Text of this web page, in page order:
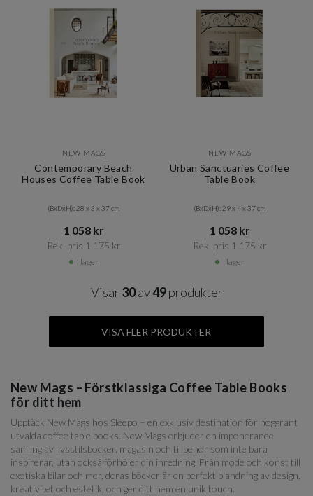
NEW MAGS
Contemporary Beach
Houses Coffee Table Book
(BxDxH): 28 x 3 x 37 cm
1 058 kr​​
Rek. pris 1 175 kr​​
I lager
NEW MAGS
Urban Sanctuaries Coffee
Table Book
(BxDxH): 29 x 4 x 37 cm
1 058 kr​​
Rek. pris 1 175 kr​​
I lager
Visar 30av49produkter
VISA FLER PRODUKTER
New Mags – Förstklassiga Coffee Table Books
för ditt hem
Upptäck New Mags hos Sleepo – en exklusiv destination för noggrant
utvalda coffee table books. New Mags erbjuder en imponerande
samling av livsstilsböcker, magasin och tillbehör som inte bara
inspirerar, utan också förhöjer din inredning. Från mode och konst till
exotiska bilar och mer, deras böcker är en perfekt blandning av design,
kreativitet och estetik, och ger ditt hem en unik touch.